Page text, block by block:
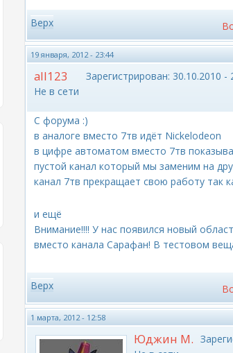
Верх
19 января, 2012 - 23:44
all123
Не в сети
Зарегистрирован: 30.10.2010 -
C форума :)
в аналоге вместо 7тв идёт Nickelodeon
в цифре автоматом вместо 7тв
пустой канал который мы заменим на
канал 7тв прекращает свою работу так
и ещё
Внимание!!!! У нас появился новый
вместо канала Сарафан! В тестовом
Верх
1 марта, 2012 - 12:58
Юджин М.